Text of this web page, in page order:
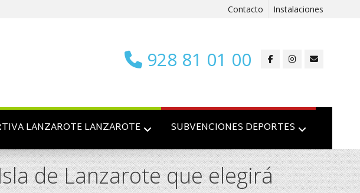
Contacto Instalaciones
928 81 01 00
LANZAROTE LANZAROTE SUBVENCIONES DEPORTES
de Lanzarote que elegirá